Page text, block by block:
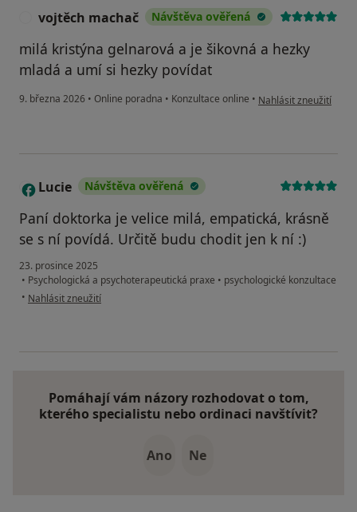
vojtěch machač Návštěva ověřená
milá kristýna gelnarová a je šikovná a hezky
mladá a umí si hezky povídat
9. března 2026 • Online poradna • Konzultace online • podle názoru
Nahlásit zneužití
L Lucie Návštěva ověřená
Paní doktorka je velice milá, empatická, krásně
se s ní povídá. Určitě budu chodit jen k ní :)
23. prosince 2025
• Psychologická a psychoterapeutická praxe • psychologické konzultace
• podle názoru uživatele Lucie
Nahlásit zneužití
Pomáhají vám názory rozhodovat o tom,
kterého specialistu nebo ordinaci navštívit?
Ano Ne